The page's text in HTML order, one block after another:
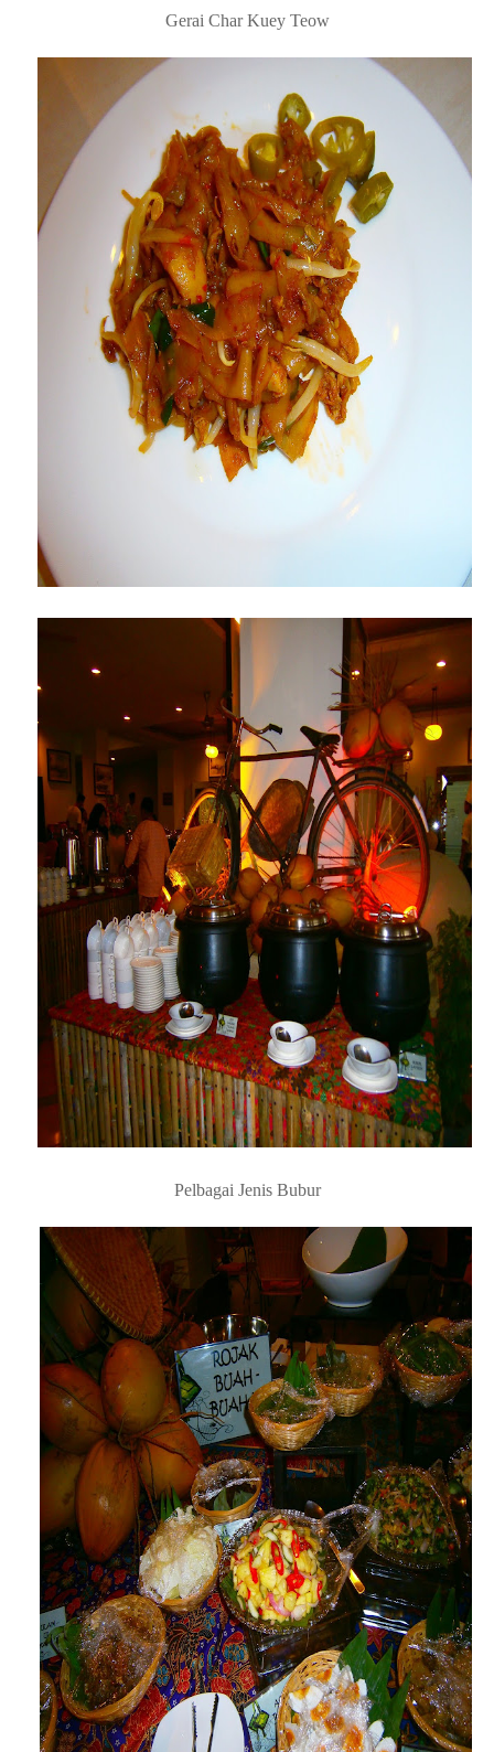
Gerai Rojak Buah Dan Pelbagai Jenis Kerabu
Kerabu Kacang Botol